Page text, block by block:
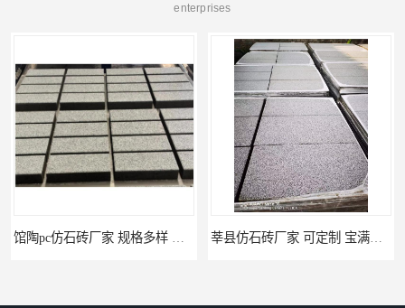
enterprises
馆陶pc仿石砖厂家 规格多样 宝满建材 莘县仿石砖厂家 可定制 宝满建材